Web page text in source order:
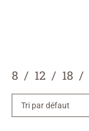
8 12 18